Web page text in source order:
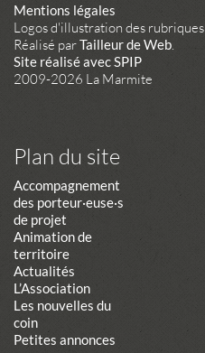
Mentions légales
Logos d'illustration des rubriques
Réalisé parTailleur de Web.
Site réalisé avec SPIP
2009-2026 La Marmite
Plan du site
Accompagnement
des porteur·euse·s
de projet
Animation de
territoire
Actualités
L’Association
Les nouvelles du
coin
Petites annonces